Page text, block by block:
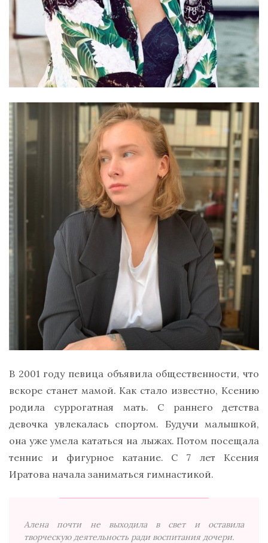
В 2001 году певица объявила общественности, что
вскоре станет мамой. Как стало известно, Ксению
родила суррогатная мать. С раннего детства
девочка увлекалась спортом. Будучи малышкой,
она уже умела кататься на лыжах. Потом посещала
теннис и фигурное катание. С 7 лет Ксения
Иратова начала заниматься гимнастикой.
Алена почти не выходила в свет и оставила
творческую деятельность ради воспитания дочери.